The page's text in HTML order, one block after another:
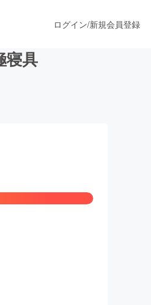
ログイン/新規会員登録
寝具